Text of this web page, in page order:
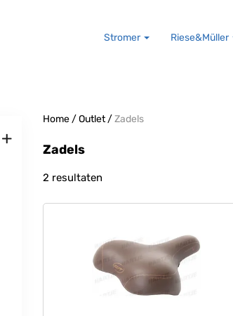
Stromer Riese&Müller
+
Home/Outlet/Zadels
Zadels
2 resultaten